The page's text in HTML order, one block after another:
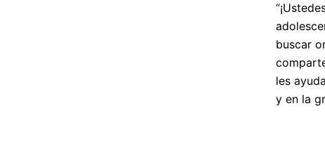
buscar
les
y en la